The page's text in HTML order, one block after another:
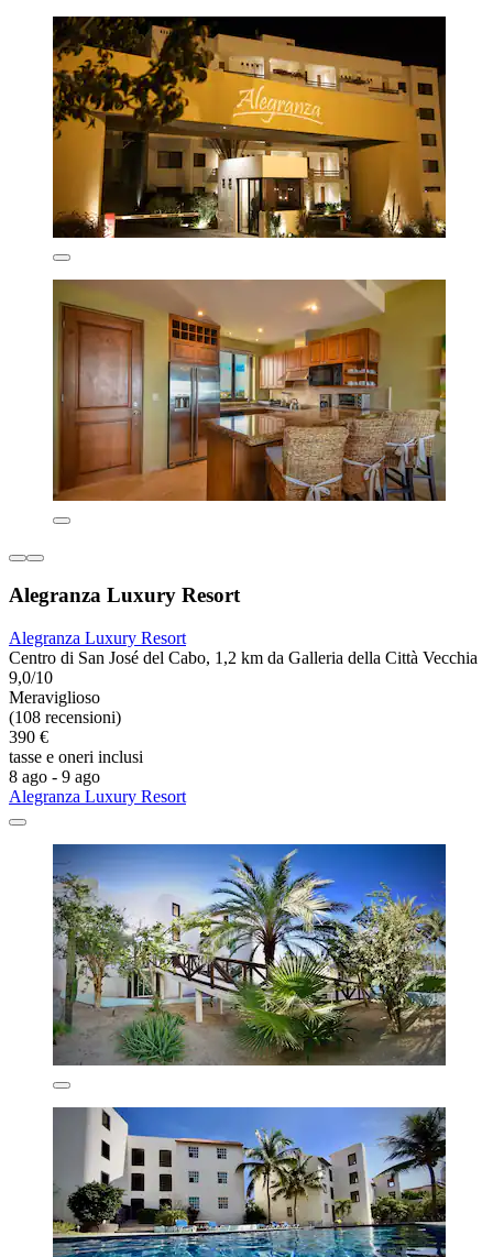
Alegranza Luxury Resort
Alegranza Luxury Resort
Centro di San José del Cabo, 1,2 km da Galleria della Città Vecchia
9,0/10
Meraviglioso
(108 recensioni)
390 €
tasse e oneri inclusi
8 ago - 9 ago
Alegranza Luxury Resort